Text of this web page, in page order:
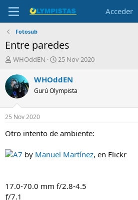
Acceder
Fotosub
Entre paredes
I
i
c
i
a
d
o
r
e
l
m
a
WHOddEN
F
c
a
i
n
i
25 Nov 2020
WHOddEN
Gurú Olympista
25 Nov 2020
Otro intento de ambiente:
A7 by Manuel Martínez, en Flickr
17.0-70.0 mm f/2.8-4.5
ƒ/7.1